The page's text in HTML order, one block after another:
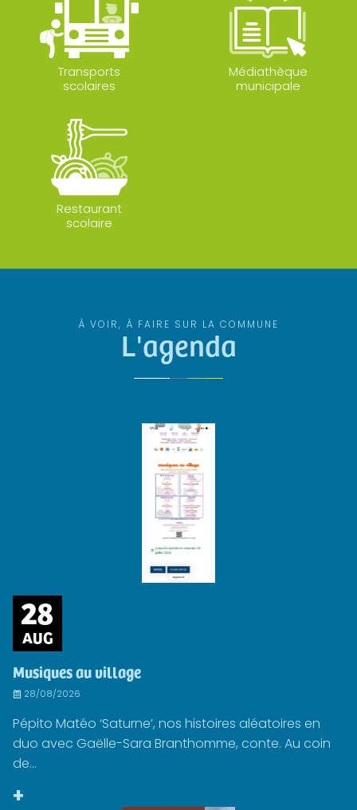
Transports
scolaires
Médiathèque
municipale
Restaurant
scolaire
À VOIR, À FAIRE SUR LA COMMUNE
L'agenda
28
AUG
Musiques au village
28/08/2026
Pépito Matéo ‘Saturne’, nos histoires aléatoires en
duo avec Gaëlle-Sara Branthomme, conte. Au coin
de...
+